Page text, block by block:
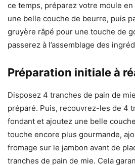
ce temps, préparez votre moule
une belle couche de beurre, puis
gruyère râpé pour une touche de
passerez à l’assemblage des
Préparation initiale à
Disposez 4 tranches de pain de
préparé. Puis, recouvrez-les de 4
fondant et ajoutez une belle
touche encore plus gourmande,
fromage sur le jambon avant de
tranches de pain de mie. Cela